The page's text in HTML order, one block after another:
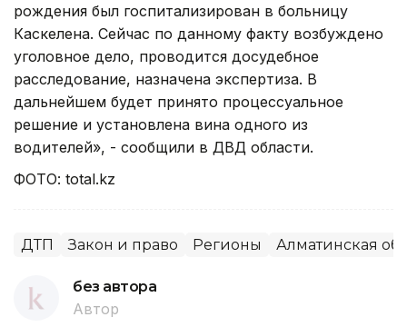
рождения был госпитализирован в больницу
Каскелена. Сейчас по данному факту возбуждено
уголовное дело, проводится досудебное
расследование, назначена экспертиза. В
дальнейшем будет принято процессуальное
решение и установлена вина одного из
водителей», - сообщили в ДВД области.
ФОТО: total.kz
ДТП Закон и право Регионы Алматинская
без автора
Автор